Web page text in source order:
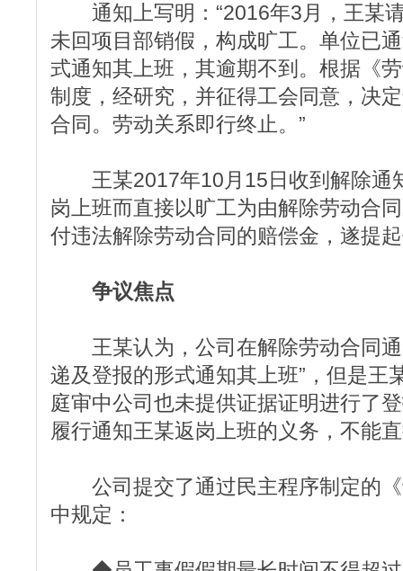
通知上写明：“2016年3月，王某
未回项目部销假，构成旷工。单位已
式通知其上班，其逾期不到。根据《
制度，经研究，并征得工会同意，决
合同。劳动关系即行终止。”
王某2017年10月15日收到解除通
岗上班而直接以旷工为由解除劳动合
付违法解除劳动合同的赔偿金，遂提
争议焦点
王某认为，公司在解除劳动合同通
递及登报的形式通知其上班”，但是王
庭审中公司也未提供证据证明进行了
履行通知王某返岗上班的义务，不能
公司提交了通过民主程序制定的《
中规定：